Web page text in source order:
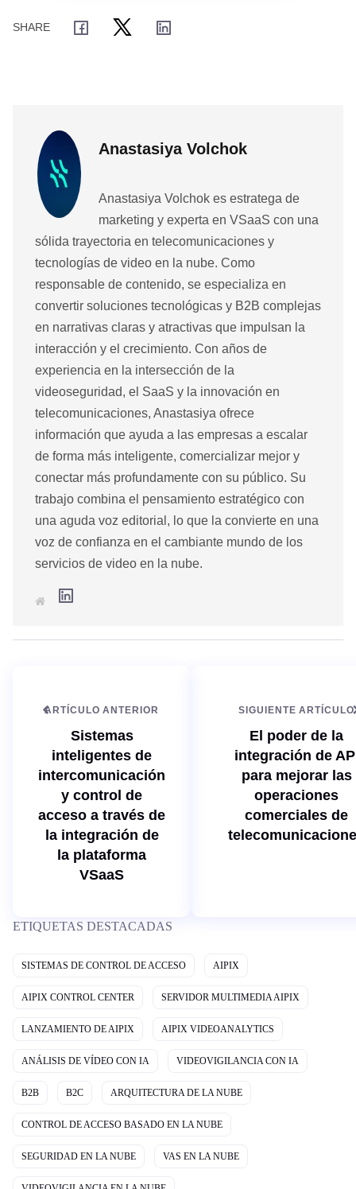
Anastasiya Volchok
Anastasiya Volchok es estratega de
marketing y experta en VSaaS con una
sólida trayectoria en telecomunicaciones y
tecnologías de video en la nube. Como
responsable de contenido, se especializa en
convertir soluciones tecnológicas y B2B complejas
en narrativas claras y atractivas que impulsan la
interacción y el crecimiento. Con años de
experiencia en la intersección de la
videoseguridad, el SaaS y la innovación en
telecomunicaciones, Anastasiya ofrece
información que ayuda a las empresas a escalar
de forma más inteligente, comercializar mejor y
conectar más profundamente con su público. Su
trabajo combina el pensamiento estratégico con
una aguda voz editorial, lo que la convierte en una
voz de confianza en el cambiante mundo de los
servicios de video en la nube.
ARTÍCULO ANTERIOR
Sistemas
inteligentes de
intercomunicación
y control de
acceso a través de
la integración de
la plataforma
VSaaS
SIGUIENTE ARTÍCULO
El poder de la
integración de
para mejorar las
operaciones
comerciales de
ETIQUETAS DESTACADAS
SISTEMAS DE CONTROL DE ACCESO AIPIX
AIPIX CONTROL CENTER SERVIDOR MULTIMEDIA AIPIX
LANZAMIENTO DE AIPIX AIPIX VIDEOANALYTICS
ANÁLISIS DE VÍDEO CON IA VIDEOVIGILANCIA CON IA
B2B B2C ARQUITECTURA DE LA NUBE
CONTROL DE ACCESO BASADO EN LA NUBE
SEGURIDAD EN LA NUBE VAS EN LA NUBE